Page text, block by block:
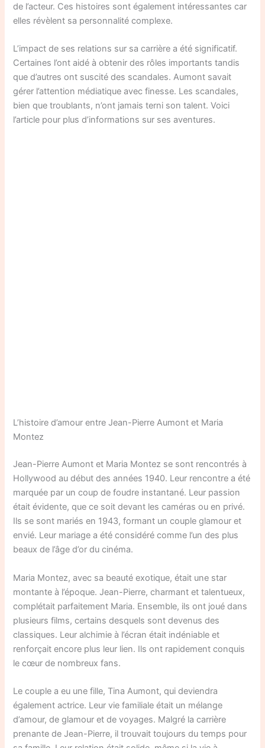
de l’acteur. Ces histoires sont également intéressantes car
elles révèlent sa personnalité complexe.
L’impact de ses relations sur sa carrière a été significatif.
Certaines l’ont aidé à obtenir des rôles importants tandis
que d’autres ont suscité des scandales. Aumont savait
gérer l’attention médiatique avec finesse. Les scandales,
bien que troublants, n’ont jamais terni son talent. Voici
l’article pour plus d’informations sur ses aventures.
L’histoire d’amour entre Jean-Pierre Aumont et Maria
Montez
Jean-Pierre Aumont et Maria Montez se sont rencontrés à
Hollywood au début des années 1940. Leur rencontre a été
marquée par un coup de foudre instantané. Leur passion
était évidente, que ce soit devant les caméras ou en privé.
Ils se sont mariés en 1943, formant un couple glamour et
envié. Leur mariage a été considéré comme l’un des plus
beaux de l’âge d’or du cinéma.
Maria Montez, avec sa beauté exotique, était une star
montante à l’époque. Jean-Pierre, charmant et talentueux,
complétait parfaitement Maria. Ensemble, ils ont joué dans
plusieurs films, certains desquels sont devenus des
classiques. Leur alchimie à l’écran était indéniable et
renforçait encore plus leur lien. Ils ont rapidement conquis
le cœur de nombreux fans.
Le couple a eu une fille, Tina Aumont, qui deviendra
également actrice. Leur vie familiale était un mélange
d’amour, de glamour et de voyages. Malgré la carrière
prenante de Jean-Pierre, il trouvait toujours du temps pour